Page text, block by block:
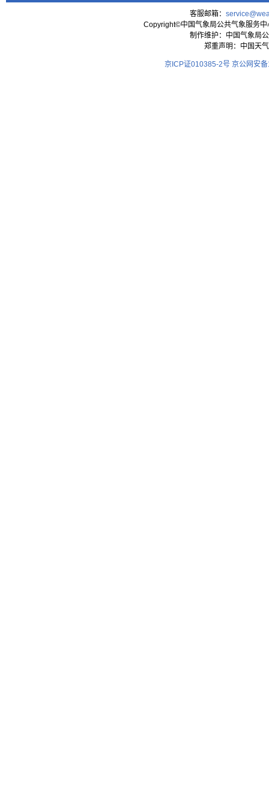
客服邮箱：
Copyright©中国气象局公共气象服务
制作维护：中国气象局
郑重声明：中国天
京ICP证010385-2号 京公网安